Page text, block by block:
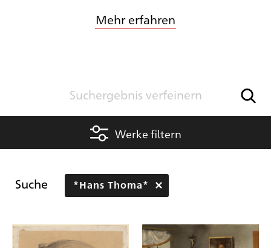
Mehr erfahren
Werke filtern
Suche *Hans Thoma*